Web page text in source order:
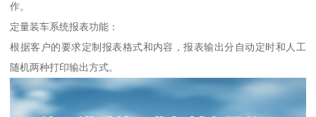
作。
定量装车系统报表功能：
根据客户的要求定制报表格式和内容，报表输出分自动定时和人工
随机两种打印输出方式。